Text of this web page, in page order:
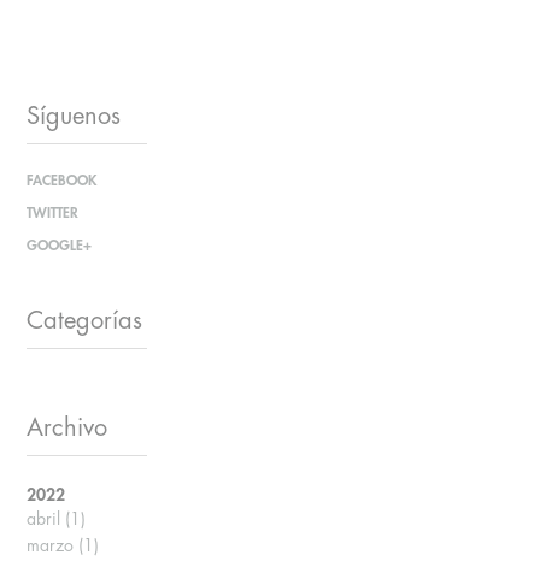
Síguenos
FACEBOOK
TWITTER
GOOGLE+
Categorías
Archivo
2022
abril (1)
marzo (1)